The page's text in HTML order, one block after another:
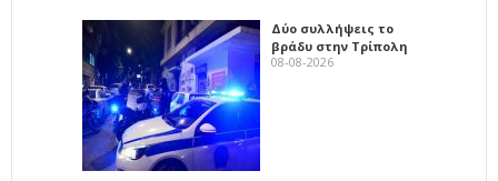
Δύο συλλήψεις το
βράδυ στην Τρίπολη
08-08-2026